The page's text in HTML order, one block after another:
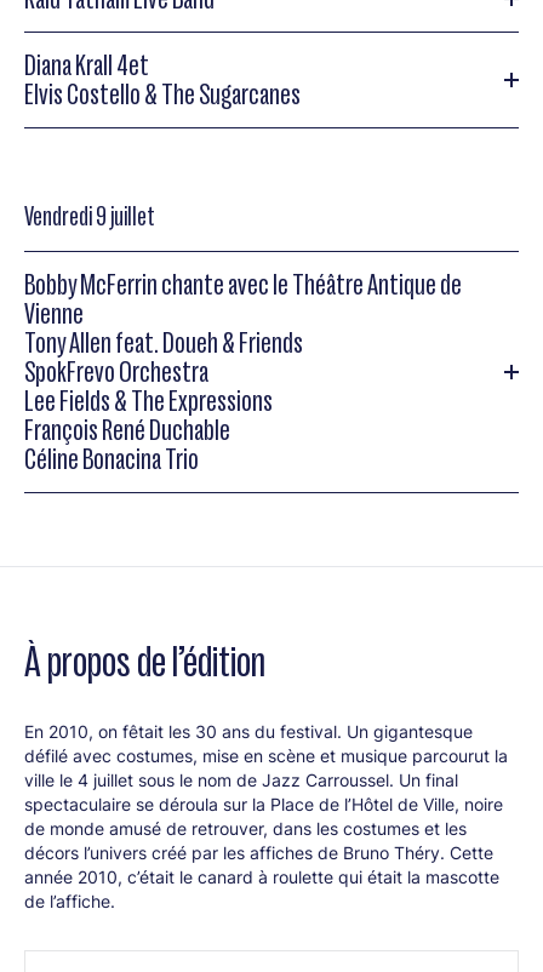
The Mahotella Queens Trio Afrique du Sud
Alfredo Rodriguez Trio
Kaid Tatham Live Band
Kaid Tatham Live Band
Diana Krall 4et
Elvis Costello & The Sugarcanes
Diana Krall 4etAnthony Wilson (g), Robert Hurst (b), Karriem
Riggins (dms)
Elvis Costello & The Sugarcanes
Elvis Costello & The Sugarcanes
Vendredi 9 juillet
Bobby McFerrin chante avec le Théâtre Antique de
Vienne
Tony Allen feat. Doueh & Friends
SpokFrevo Orchestra
Lee Fields & The Expressions
François René Duchable
Céline Bonacina Trio
chorale + Piers Faccini/ Vincent Segal duo
chorale« Concert à l’aube»Piers Faccini/ Vincent Segal duo
Tony Allen feat Doueh & Friends
Tony Allen presents « Sahara Express » feat Doueh &
Friends
SpokFrevo Orchestra
À propos de l’édition
En 2010, on fêtait les 30 ans du festival. Un gigantesque
défilé avec costumes, mise en scène et musique parcourut la
ville le 4 juillet sous le nom de Jazz Carroussel. Un final
spectaculaire se déroula sur la Place de l’Hôtel de Ville, noire
de monde amusé de retrouver, dans les costumes et les
décors l’univers créé par les affiches de Bruno Théry. Cette
année 2010, c’était le canard à roulette qui était la mascotte
de l’affiche.